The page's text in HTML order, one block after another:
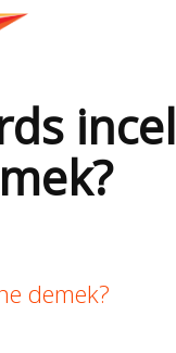
demek?